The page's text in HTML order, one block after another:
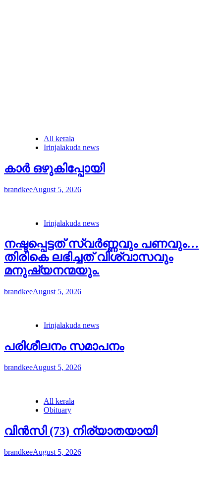
All kerala
Irinjalakuda news
കാർ ഒഴുകിപ്പോയി
brandkeeAugust 5, 2026
Irinjalakuda news
നഷ്ടപ്പെട്ടത് സ്വർണ്ണവും പണവും…
തിരികെ ലഭിച്ചത് വിശ്വാസവും
മനുഷ്യനന്മയും.
brandkeeAugust 5, 2026
Irinjalakuda news
പരിശീലനം സമാപനം
brandkeeAugust 5, 2026
All kerala
Obituary
വിൻസി (73) നിര്യാതയായി
brandkeeAugust 5, 2026